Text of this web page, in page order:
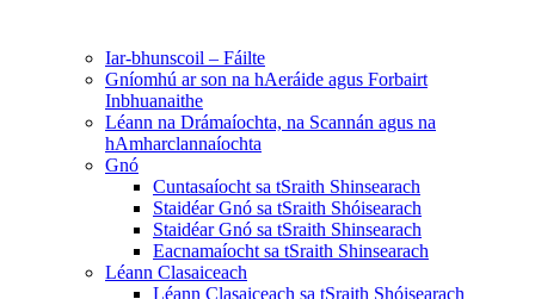
Iar-bhunscoil – Fáilte
Gníomhú ar son na hAeráide agus Forbairt
Inbhuanaithe
Léann na Drámaíochta, na Scannán agus na
hAmharclannaíochta
Gnó
Cuntasaíocht sa tSraith Shinsearach
Staidéar Gnó sa tSraith Shóisearach
Staidéar Gnó sa tSraith Shinsearach
Eacnamaíocht sa tSraith Shinsearach
Léann Clasaiceach
Léann Clasaiceach sa tSraith Shóisearach